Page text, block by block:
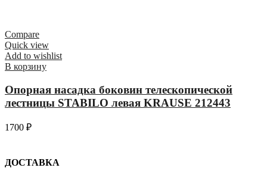
Compare
Quick view
Add to wishlist
В корзину
Опорная насадка боковин телескопической
лестницы STABILO левая KRAUSE 212443
1700 ₽
ДОСТАВКА